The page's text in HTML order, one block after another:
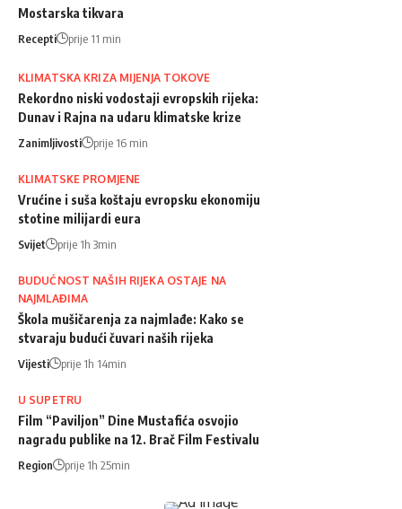
Mostarska tikvara
Recepti prije 11 min
KLIMATSKA KRIZA MIJENJA TOKOVE
Rekordno niski vodostaji evropskih rijeka:
Dunav i Rajna na udaru klimatske krize
Zanimljivosti prije 16 min
KLIMATSKE PROMJENE
Vrućine i suša koštaju evropsku ekonomiju
stotine milijardi eura
Svijet prije 1h 3min
BUDUĆNOST NAŠIH RIJEKA OSTAJE NA
NAJMLAĐIMA
Škola mušičarenja za najmlađe: Kako se
stvaraju budući čuvari naših rijeka
Vijesti prije 1h 14min
U SUPETRU
Film “Paviljon” Dine Mustafića osvojio
nagradu publike na 12. Brač Film Festivalu
Region prije 1h 25min